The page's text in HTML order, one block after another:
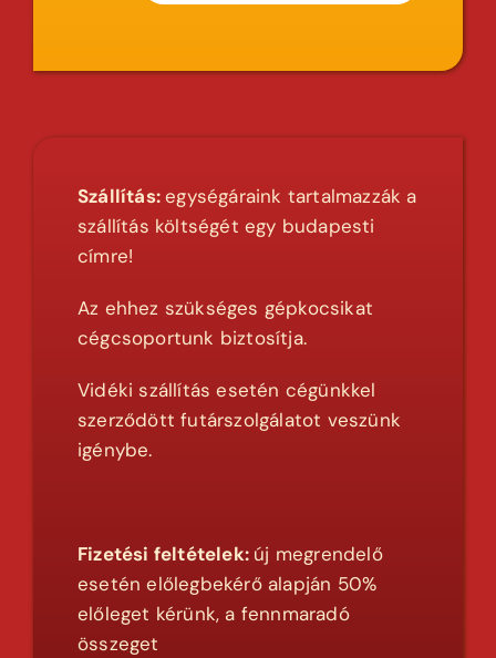
Szállítás:egységáraink tartalmazzák a
szállítás költségét egy budapesti
címre!
Az ehhez szükséges gépkocsikat
cégcsoportunk biztosítja.
Vidéki szállítás esetén cégünkkel
szerződött futárszolgálatot veszünk
igénybe.
Fizetési feltételek: új megrendelő
esetén előlegbekérő alapján 50%
előleget kérünk, a fennmaradó
összeget